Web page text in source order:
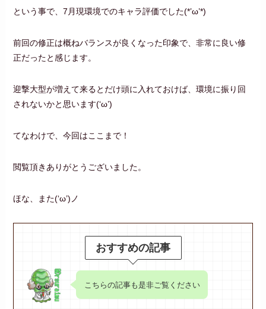
という事で、7月現環境でのキャラ評価でした(*’ω’*)
前回の修正は概ねバランスが良くなった印象で、非常に良い修
正だったと感じます。
迎撃大型が増えて来るとだけ頭に入れておけば、環境に振り回
されないかと思います(‘ω’)
てなわけで、今回はここまで！
閲覧頂きありがとうございました。
ほな、また(‘ω’)ノ
おすすめの記事
こちらの記事も是非ご覧ください